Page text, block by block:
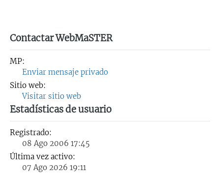
Contactar WebMaSTER
MP:
Enviar mensaje privado
Sitio web:
Visitar sitio web
Estadísticas de usuario
Registrado:
08 Ago 2006 17:45
Última vez activo:
07 Ago 2026 19:11